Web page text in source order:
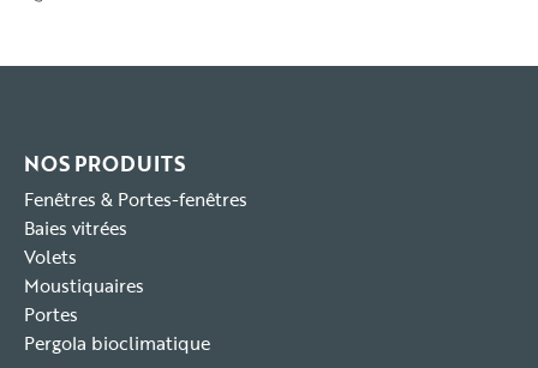
NOS PRODUITS
Fenêtres & Portes-fenêtres
Baies vitrées
Volets
Moustiquaires
Portes
Pergola bioclimatique